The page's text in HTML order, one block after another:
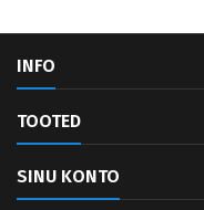
INFO
TOOTED
SINU KONTO